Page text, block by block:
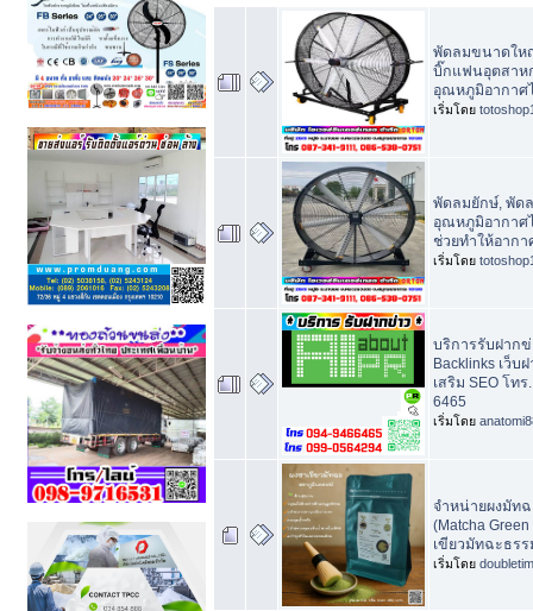
พัดลมขนาดให
บิ๊กแฟนอุตสาห
อุณหภูมิอากาศ
เริ่มโดย
พัดลมยักษ์, พัด
อุณหภูมิอากาศ
ช่วยทำให้อากา
เริ่มโดย
บริการรับฝาก
Backlinks เว็บ
เสริม SEO โทร
6465
เริ่มโดย
จำหน่ายผงมัท
(Matcha Green
เขียวมัทฉะธร
เริ่มโดย